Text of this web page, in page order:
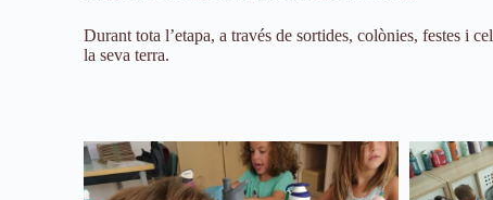
Durant tota l’etapa, a través de sortides, colònies, festes i
la seva terra.